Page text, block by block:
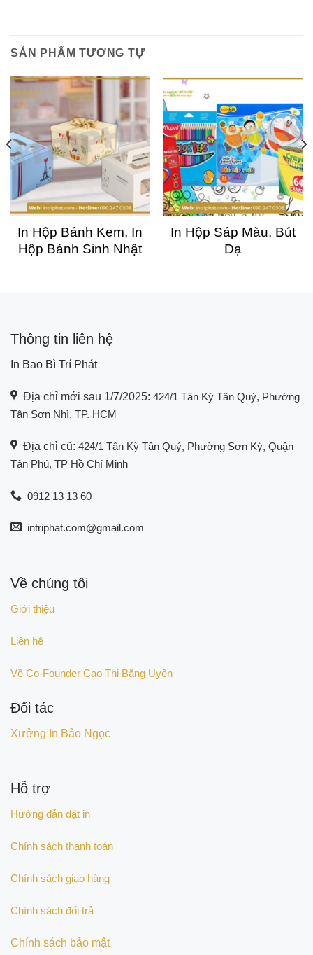
SẢN PHẨM TƯƠNG TỰ
In Hộp Bánh Kem, In
Hộp Bánh Sinh Nhật
In Hộp Sáp Màu, Bút
Dạ
Thông tin liên hệ
In Bao Bì Trí Phát
Địa chỉ mới sau 1/7/2025: 424/1 Tân Kỳ Tân Quý, Phường
Tân Sơn Nhì, TP. HCM
Địa chỉ cũ: 424/1 Tân Kỳ Tân Quý, Phường Sơn Kỳ, Quận
Tân Phú, TP Hồ Chí Minh
0912 13 13 60
intriphat.com@gmail.com
Về chúng tôi
Giới thiệu
Liên hệ
Về Co-Founder Cao Thị Băng Uyên
Đối tác
Xưởng In Bảo Ngọc
Hỗ trợ
Hướng dẫn đặt in
Chính sách thanh toán
Chính sách giao hàng
Chính sách đổi trả
Chính sách bảo mật